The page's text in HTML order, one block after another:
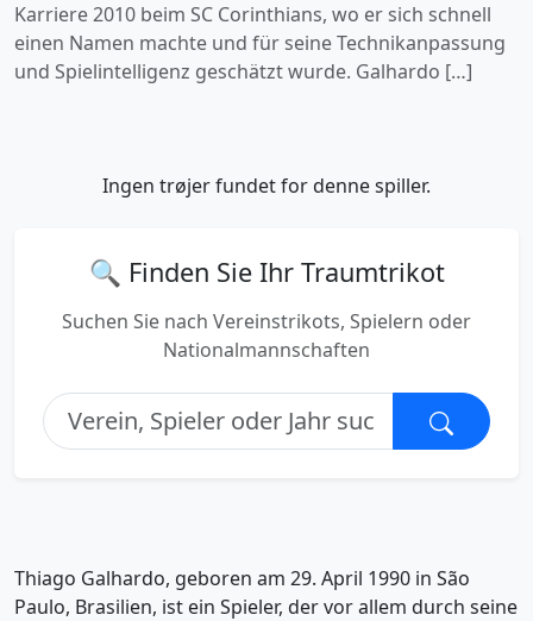
Karriere 2010 beim SC Corinthians, wo er sich schnell
einen Namen machte und für seine Technikanpassung
und Spielintelligenz geschätzt wurde. Galhardo […]
Ingen trøjer fundet for denne spiller.
🔍 Finden Sie Ihr Traumtrikot
Suchen Sie nach Vereinstrikots, Spielern oder
Nationalmannschaften
Thiago Galhardo, geboren am 29. April 1990 in São
Paulo, Brasilien, ist ein Spieler, der vor allem durch seine